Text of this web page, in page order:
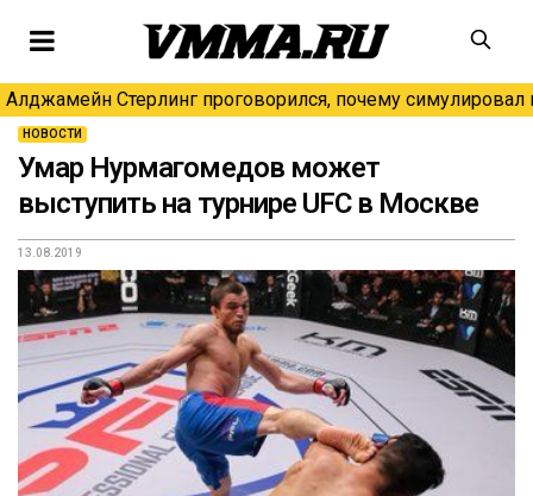
Алджамейн Стерлинг проговорился, почему симулировал
НОВОСТИ
Умар Нурмагомедов может
выступить на турнире UFC в Москве
13.08.2019